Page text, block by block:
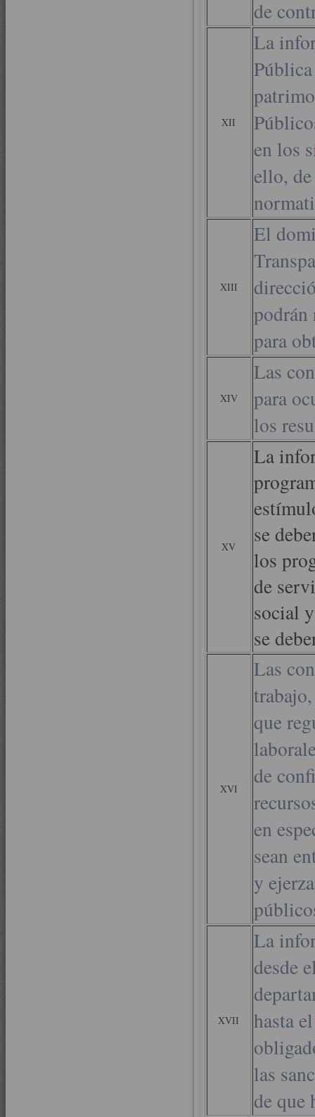
de
XII
La
en los
ello,
XIII
El
podrán
para
XIV
Las
para
los
XV
La
se
los
de
social
se
XVI
Las
que
de
en
sean
y
XVII
La
desde
hasta
las
de que